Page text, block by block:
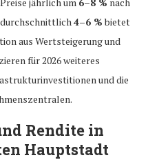
4–6 %bietet
aus Wertsteigerung und
für 2026 weiteres
und die
Rendite in
Hauptstadt